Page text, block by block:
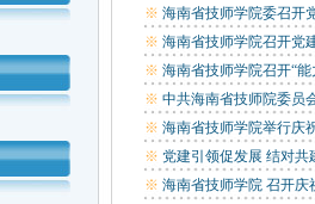
※ 海南省技师学院委召开
※ 海南省技师学院召开党
※ 海南省技师学院召开“
※ 中共海南省技师院委员
※ 海南省技师学院举行庆
※ 党建引领促发展 结对
※ 海南省技师学院 召开庆